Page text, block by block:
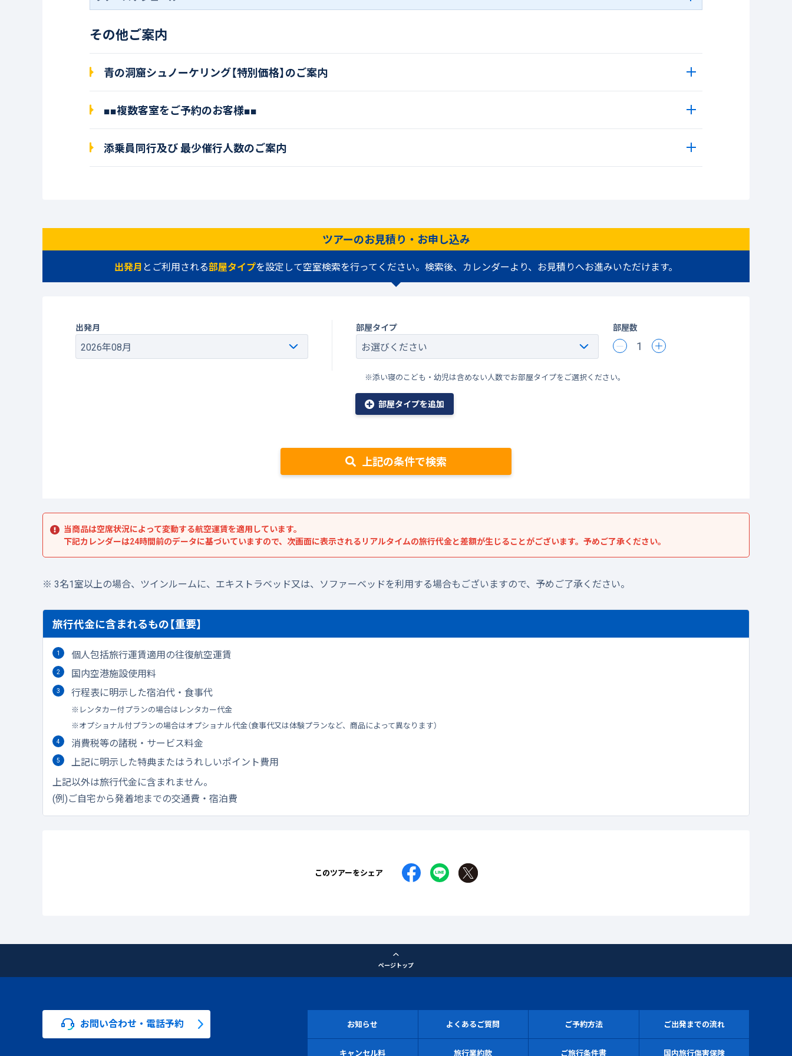
その他ご案内
青の洞窟シュノーケリング【特別価格】のご案内
■■複数客室をご予約のお客様■■
添乗員同行及び 最少催行人数のご案内
ツアーのお見積り・お申し込み
出発月 とご利用される部屋タイプを設定して空室検索を行ってください。検索後、カレンダーより、お見積りへお進みいただけます。
出発月 部屋タイプ 部屋数
1
※添い寝のこども・幼児は含めない人数でお部屋タイプをご選択ください。
部屋タイプを追加
上記の条件で検索
当商品は空席状況によって変動する航空運賃を適用しています。
下記カレンダーは24時間前のデータに基づいていますので、次画面に表示されるリアルタイムの旅行代金と差額が生じることがございます。予めご了承ください。
3名1室以上の場合、ツインルームに、エキストラベッド又は、ソファーベッドを利用する場合もございますので、予めご了承ください。
旅行代金に含まれるもの【重要】
個人包括旅行運賃適用の往復航空運賃
国内空港施設使用料
行程表に明示した宿泊代・食事代
レンタカー付プランの場合はレンタカー代金
オプショナル付プランの場合はオプショナル代金（食事代又は体験プランなど、商品によって異なります）
消費税等の諸税・サービス料金
上記に明示した特典またはうれしいポイント費用
上記以外は旅行代金に含まれません。
(例)ご自宅から発着地までの交通費・宿泊費
このツアーをシェア
ページトップ
お問い合わせ・電話予約 お知らせ よくあるご質問 ご予約方法 ご出発までの流れ
キャンセル料 旅行業約款 ご旅行条件書 国内旅行傷害保険